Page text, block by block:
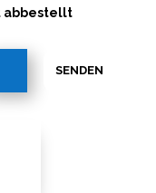
abbestellt
SENDEN